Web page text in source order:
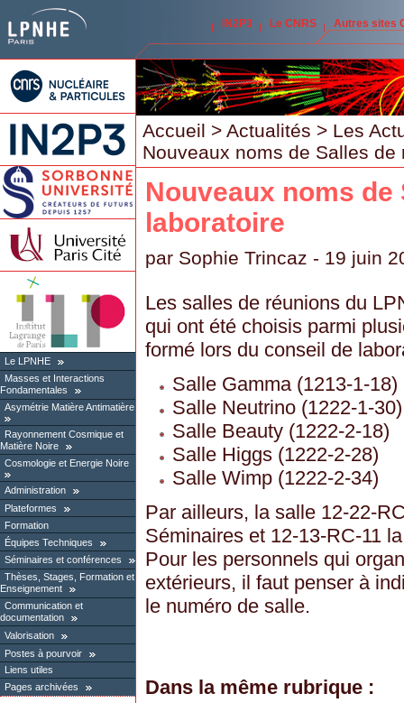
IN2P3 Le CNRS Autres sites
Le LPNHE
Masses et Interactions
Fondamentales
Asymétrie Matière Antimatière
Rayonnement Cosmique et
Matière Noire
Cosmologie et Energie Noire
Administration
Plateformes
Formation
Équipes Techniques
Séminaires et conférences
Thèses, Stages, Formation et
Enseignement
Communication et
documentation
Valorisation
Postes à pourvoir
Liens utiles
Pages archivées
Accueil > Actualités > Les
Nouveaux noms de Salles
Nouveaux noms
laboratoire
par Sophie Trincaz - 19 juin
Les salles de réunions du
qui ont été choisis parmi
formé lors du conseil de
Salle Gamma (1213-1-18)
Salle Neutrino (1222-1-30)
Salle Beauty (1222-2-18)
Salle Higgs (1222-2-28)
Salle Wimp (1222-2-34)
Par ailleurs, la salle 12-22-
Séminaires et 12-13-RC-11
Pour les personnels qui
extérieurs, il faut penser à
le numéro de salle.
Dans la même rubrique :